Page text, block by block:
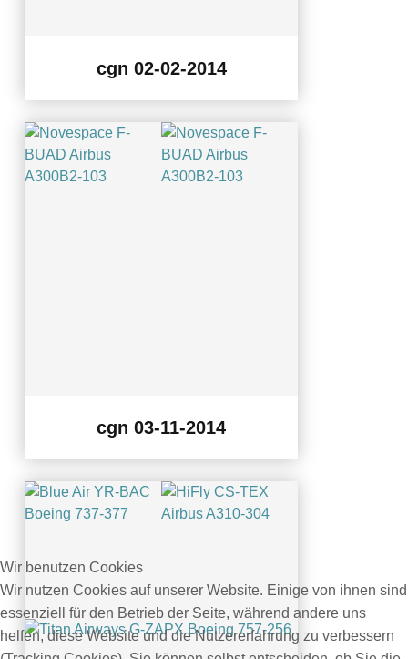
cgn 02-02-2014
cgn 03-11-2014
Wir benutzen Cookies
Wir nutzen Cookies auf unserer Website. Einige von ihnen sind
essenziell für den Betrieb der Seite, während andere uns
helfen, diese Website und die Nutzererfahrung zu verbessern